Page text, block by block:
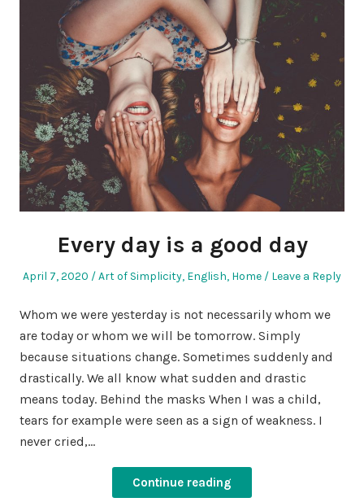
Every day is a good day
Posted
April 7, 2020
Posted
Art of Simplicity, English, Home Leave a Reply
Whom we were yesterday is not necessarily whom we
are today or whom we will be tomorrow. Simply
because situations change. Sometimes suddenly and
drastically. We all know what sudden and drastic
means today. Behind the masks When I was a child,
tears for example were seen as a sign of weakness. I
never cried,…
Continue reading